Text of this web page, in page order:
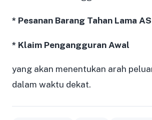
* Pesanan Barang Tahan Lama AS
* Klaim Pengangguran Awal
yang akan menentukan arah
dalam waktu dekat.